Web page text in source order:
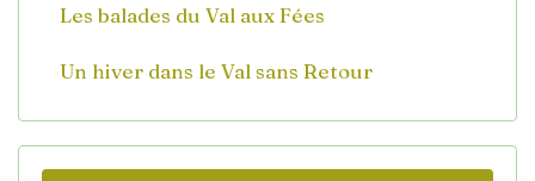
Les balades du Val aux Fées
Un hiver dans le Val sans Retour